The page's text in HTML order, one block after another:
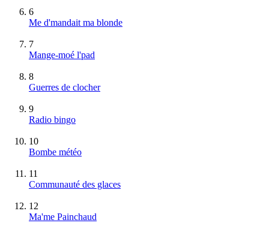
6
Me d'mandait ma blonde
7
Mange-moé l'pad
8
Guerres de clocher
9
Radio bingo
10
Bombe météo
11
Communauté des glaces
12
Ma'me Painchaud